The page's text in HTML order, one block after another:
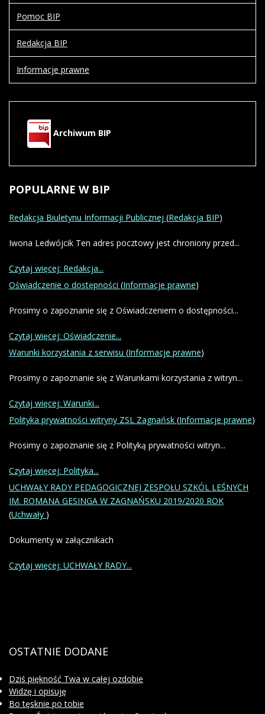
Pomoc BIP
Redakcja BIP
Informacje prawne
Archiwum BIP
POPULARNE W BIP
Redakcja Biuletynu Informacji Publicznej (Redakcja BIP)
Iwona Ledwójcik Ten adres pocztowy jest chroniony przed...
Czytaj więcej: Redakcja...
Oświadczenie o dostępności (Informacje prawne)
Prosimy o zapoznanie się z Oświadczeniem o dostępności...
Czytaj więcej: Oświadczenie...
Warunki korzystania z serwisu (Informacje prawne)
Prosimy o zapoznanie się z Warunkami korzystania z witryn...
Czytaj więcej: Warunki...
Polityka prywatności witryny ZSL Zagnańsk (Informacje prawne)
Prosimy o zapoznanie się z Polityką prywatności witryn...
Czytaj więcej: Polityka...
UCHWAŁY RADY PEDAGOGICZNEJ ZESPOŁU SZKÓL LEŚNYCH
IM. ROMANA GESINGA W ZAGNAŃSKU 2019/2020 ROK
(Uchwały )
Dokumenty w załącznikach
Czytaj więcej: UCHWAŁY RADY...
OSTATNIE DODANE
Dziś piękność Twa w całej ozdobie
Widzę i opisuję
Bo tęsknie po tobie